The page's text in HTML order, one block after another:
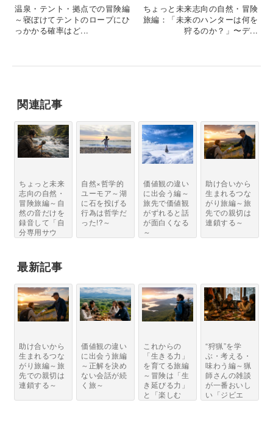
温泉・テント・拠点での冒険編
～寝ぼけてテントのロープにひ
っかかる確率はど...
ちょっと未来志向の自然・冒険
旅編：「未来のハンターは何を
狩るのか？」〜デ...
関連記事
ちょっと未来
志向の自然・
冒険旅編～自
然の音だけを
録音して「自
分専用サウ
ン...
自然×哲学的
ユーモア～湖
に石を投げる
行為は哲学だ
った!?～
価値観の違い
に出会う編～
旅先で価値観
がずれると話
が面白くなる
～
助け合いから
生まれるつな
がり旅編～旅
先での親切は
連鎖する～
最新記事
助け合いから
生まれるつな
がり旅編～旅
先での親切は
連鎖する～
価値観の違い
に出会う旅編
～正解を決め
ない会話が続
く旅～
これからの
「生きる力」
を育てる旅編
～冒険は「生
き延びる力」
と「楽しむ
力」...
“狩猟”を学
ぶ・考える・
味わう編～猟
師さんの雑談
が一番おいし
い「ジビエ
と...